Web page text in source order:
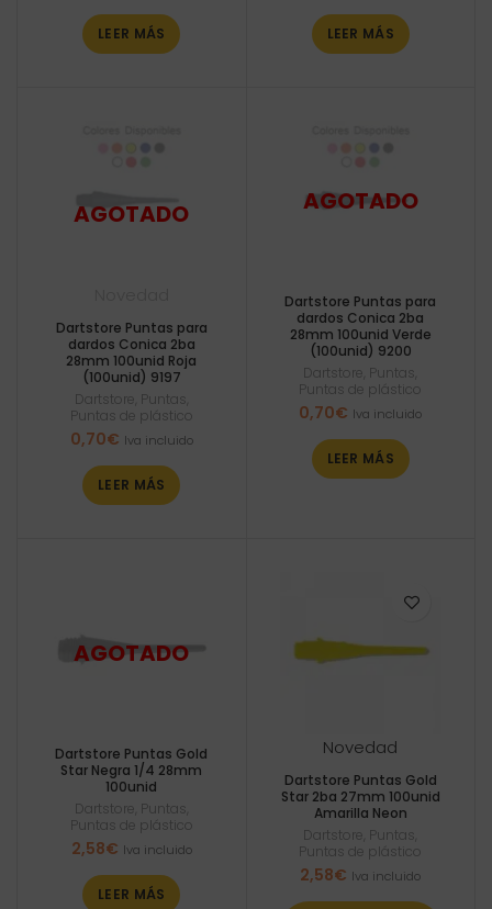
LEER MÁS LEER MÁS
Dartstore Puntas para
dardos Conica 2ba
28mm 100unid Roja
(100unid) 9197
Dartstore Puntas
Puntas de plástico
0,70€ Iva incluido
LEER MÁS
Dartstore Puntas para
dardos Conica 2ba
28mm 100unid Verde
(100unid) 9200
Dartstore Puntas
Puntas de plástico
0,70€ Iva incluido
LEER MÁS
Dartstore Puntas Gold
Star Negra 1/4 28mm
100unid
Dartstore Puntas
Puntas de plástico
2,58€ Iva incluido
LEER MÁS
Novedad
Dartstore Puntas Gold
Star 2ba 27mm 100unid
Amarilla Neon
Dartstore Puntas
Puntas de plástico
2,58€ Iva incluido